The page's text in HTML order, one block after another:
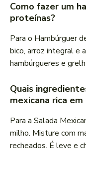
Como fazer um
proteínas?
Para o Hambúrguer
bico, arroz integral e
hambúrgueres e
Quais
mexicana rica
Para a Salada
milho. Misture com
recheados. É leve e